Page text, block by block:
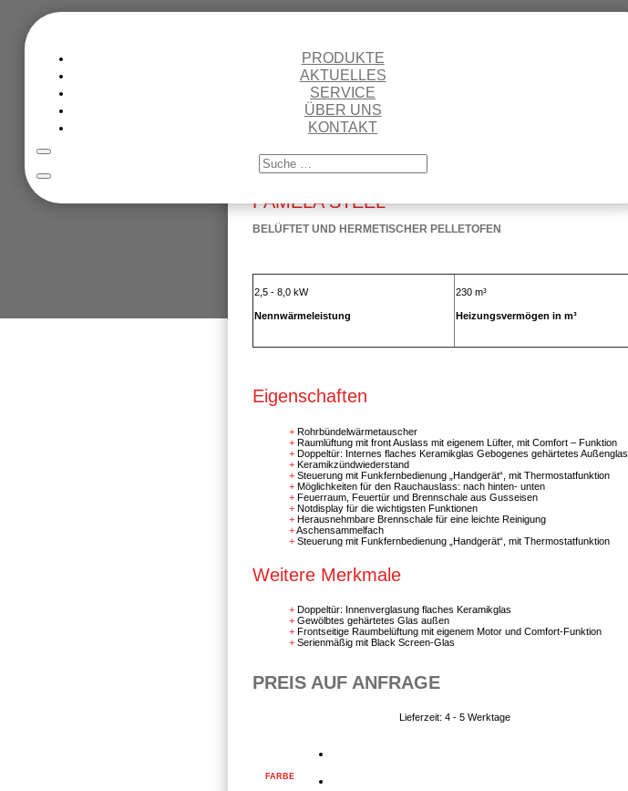
PRODUKTE
AKTUELLES
SERVICE
ÜBER UNS
KONTAKT
PAMELA STEEL
BELÜFTET UND HERMETISCHER PELLETOFEN
2,5 - 8,0 kW
Nennwärmeleistung
230 m³
Heizungsvermögen in m³
Eigenschaften
Rohrbündelwärmetauscher
Raumlüftung mit front Auslass mit eigenem Lüfter, mit Comfort – Funktion
Doppeltür: Internes flaches Keramikglas Gebogenes gehärtetes Außenglas
Keramikzündwiederstand
Steuerung mit Funkfernbedienung „Handgerät“, mit Thermostatfunktion
Möglichkeiten für den Rauchauslass: nach hinten- unten
Feuerraum, Feuertür und Brennschale aus Gusseisen
Notdisplay für die wichtigsten Funktionen
Herausnehmbare Brennschale für eine leichte Reinigung
Aschensammelfach
Steuerung mit Funkfernbedienung „Handgerät“, mit Thermostatfunktion
Weitere Merkmale
Doppeltür: Innenverglasung flaches Keramikglas
Gewölbtes gehärtetes Glas außen
Frontseitige Raumbelüftung mit eigenem Motor und Comfort-Funktion
Serienmäßig mit Black Screen-Glas
PREIS AUF ANFRAGE
Lieferzeit: 4 - 5 Werktage
FARBE